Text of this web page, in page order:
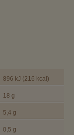
896 kJ (216 kcal)
18 g
5,4 g
0,5 g